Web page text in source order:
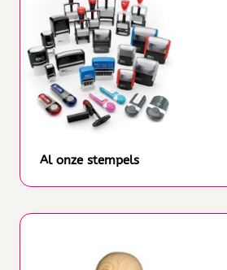
Al onze stempels